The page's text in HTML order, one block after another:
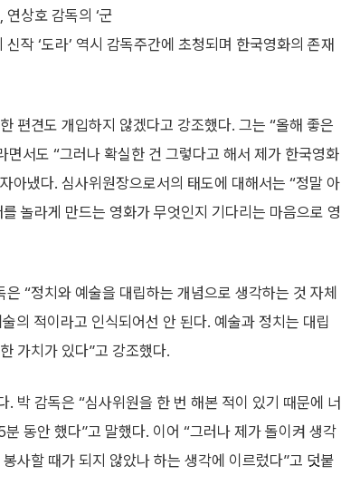
상호 감독의 ‘군
작 ‘도라’ 역시 감독주간에 초청되며 한국영화의 존재
편견도 개입하지 않겠다고 강조했다. 그는 “올해 좋은
서도 “그러나 확실한 건 그렇다고 해서 제가 한국영화
아냈다. 심사위원장으로서의 태도에 대해서는 “정말 아
놀라게 만드는 영화가 무엇인지 기다리는 마음으로 영
“정치와 예술을 대립하는 개념으로 생각하는 것 자체
의 적이라고 인식되어선 안 된다. 예술과 정치는 대립
가치가 있다”고 강조했다.
박 감독은 “심사위원을 한 번 해본 적이 있기 때문에 너
동안 했다”고 말했다. 이어 “그러나 제가 돌이켜 생각
사할 때가 되지 않았나 하는 생각에 이르렀다”고 덧붙